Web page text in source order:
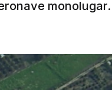
monolugar.